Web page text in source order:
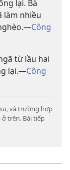
lại. Bà
làm nhiều
Công
từ lầu hai
lại.—Công
và trường hợp
trên. Bài tiếp